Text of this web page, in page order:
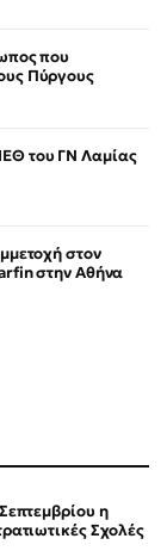
η
Σχολές
που
Πύργους
του ΓΝ Λαμίας
στον
στην Αθήνα